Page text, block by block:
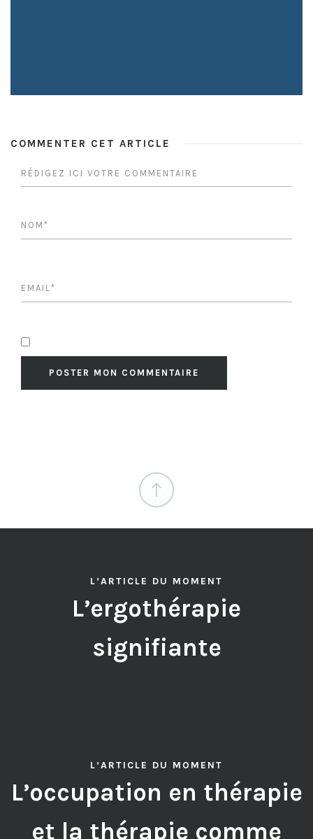
COMMENTER CET ARTICLE
L’ARTICLE DU MOMENT
L’ergothérapie
signifiante
L’ARTICLE DU MOMENT
L’occupation en thérapie
et la thérapie comme